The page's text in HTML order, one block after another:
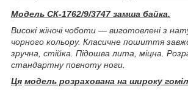
Модель СК-1762/9/3747 замша байка.
Високі жіночі чоботи — виготовлені з
чорного кольору. Класичне пошиття
зручна, стійка. Підошва лита, міцна.
стандартну повноту ноги.
Ця модель розрахована на широку